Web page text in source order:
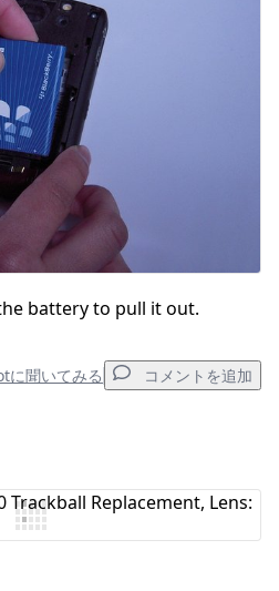
キャンセル
battery to pull it out.
に聞いてみる コメントを追加